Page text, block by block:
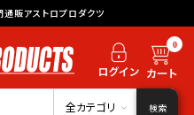
販アストロプロダクツ
0
全カテゴリ 検索